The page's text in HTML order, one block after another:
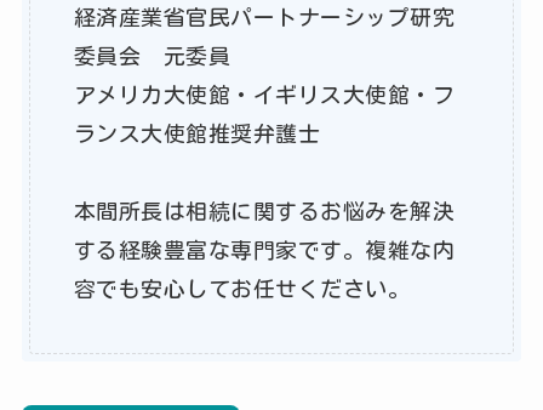
経済産業省官民パートナーシップ研究
委員会 元委員
アメリカ大使館・イギリス大使館・フ
ランス大使館推奨弁護士
本間所長は相続に関するお悩みを解決
する経験豊富な専門家です。複雑な内
容でも安心してお任せください。